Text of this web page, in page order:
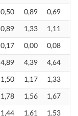
0,50 0,89 0,69
0,89 1,33 1,11
0,17 0,00 0,08
4,89 4,39 4,64
1,50 1,17 1,33
1,78 1,56 1,67
1,44 1,61 1,53